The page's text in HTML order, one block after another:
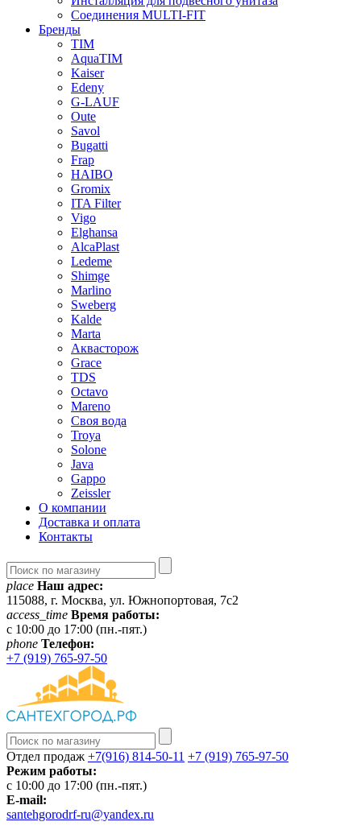
Соединения MULTI-FIT
Бренды
TIM
AquaTIM
Kaiser
Edeny
G-LAUF
Oute
Savol
Bugatti
Frap
HAIBO
Gromix
ITA Filter
Vigo
Elghansa
AlcaPlast
Ledeme
Shimge
Marlino
Sweberg
Kalde
Marta
Аквасторож
Grace
TDS
Octavo
Mareno
Своя вода
Troya
Solone
Java
Gappo
Zeissler
О компании
Доставка и оплата
Контакты
place Наш адрес:
115088, г. Москва, ул. Южнопортовая, 7с2
access_time Время работы:
c 10:00 до 17:00 (пн.-пят.)
phone Телефон:
+7 (919) 765-97-50
Отдел продаж +7(916) 814-50-11 +7 (919) 765-97-50
Режим работы:
c 10:00 до 17:00 (пн.-пят.)
E-mail:
santehgorodrf-ru@yandex.ru